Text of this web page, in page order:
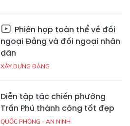
Phiên họp toàn thể về đối
ngoại Đảng và đối ngoại nhân
dân
XÂY DỰNG ĐẢNG
Diễn tập tác chiến phường
Trần Phú thành công tốt đẹp
QUỐC PHÒNG - AN NINH